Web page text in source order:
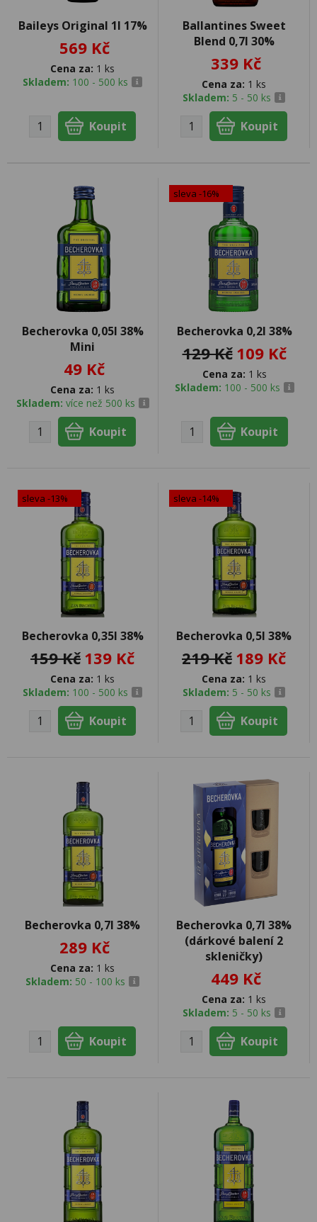
Baileys Original 1l 17%
569 Kč
Cena za: 1 ks
Skladem: 100 - 500 ks
Ballantines Sweet
Blend 0,7l 30%
339 Kč
Cena za: 1 ks
Skladem: 5 - 50 ks
Becherovka 0,05l 38%
Mini
49 Kč
Cena za: 1 ks
Skladem: více než 500 ks
sleva -16%
Becherovka 0,2l 38%
129 Kč 109 Kč
Cena za: 1 ks
Skladem: 100 - 500 ks
sleva -13%
Becherovka 0,35l 38%
159 Kč 139 Kč
Cena za: 1 ks
Skladem: 100 - 500 ks
sleva -14%
Becherovka 0,5l 38%
219 Kč 189 Kč
Cena za: 1 ks
Skladem: 5 - 50 ks
Becherovka 0,7l 38%
289 Kč
Cena za: 1 ks
Skladem: 50 - 100 ks
Becherovka 0,7l 38%
(dárkové balení 2
skleničky)
449 Kč
Cena za: 1 ks
Skladem: 5 - 50 ks